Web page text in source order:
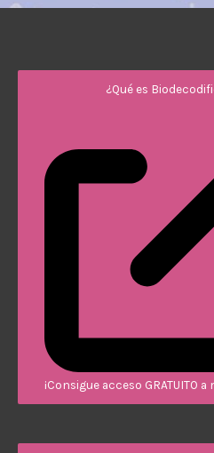
¿Qué es
¡Consigue acceso GRATUITO